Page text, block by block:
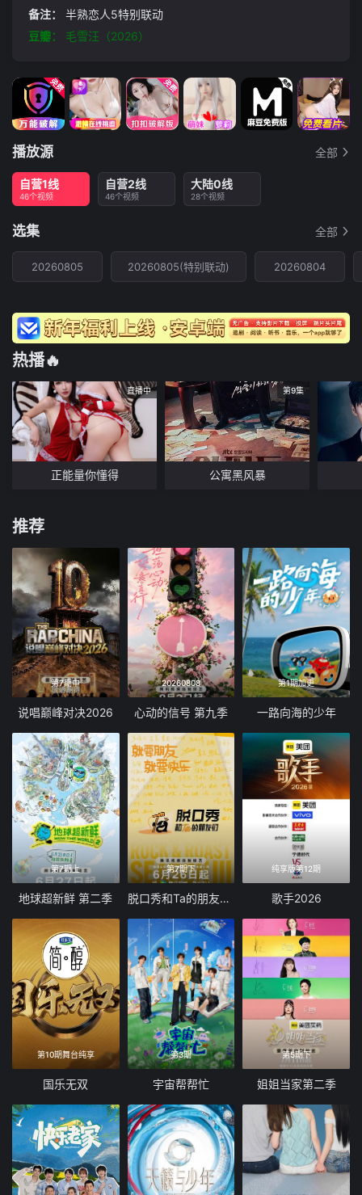
备注：
半熟恋人5特别联动
豆瓣：
毛雪汪（2026）
播放源 全部
自营1线
46个视频
自营2线
46个视频
大陆0线
28个视频
选集 全部
20260805 20260805(特别联动) 20260804
热播🔥
直播中
正能量你懂得
第9集
公寓黑风暴
推荐
第7期中
说唱巅峰对决2026
20260808
心动的信号 第九季
第1期加更
一路向海的少年
第7期上
地球超新鲜 第二季
第7期下
脱口秀和Ta的朋友们 第三季
纯享版第12期
歌手2026
第10期舞台纯享
国乐无双
第3期
宇宙帮帮忙
第5期下
姐姐当家第二季